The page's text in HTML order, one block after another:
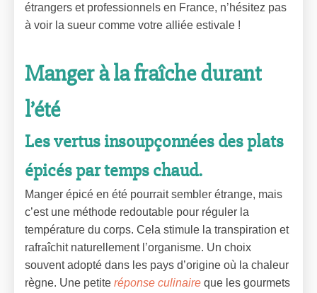
étrangers et professionnels en France, n’hésitez pas
à voir la sueur comme votre alliée estivale !
Manger à la fraîche durant
l’été
Les vertus insoupçonnées des plats
épicés par temps chaud.
Manger épicé en été pourrait sembler étrange, mais
c’est une méthode redoutable pour réguler la
température du corps. Cela stimule la transpiration et
rafraîchit naturellement l’organisme. Un choix
souvent adopté dans les pays d’origine où la chaleur
règne. Une petite réponse culinaire que les gourmets